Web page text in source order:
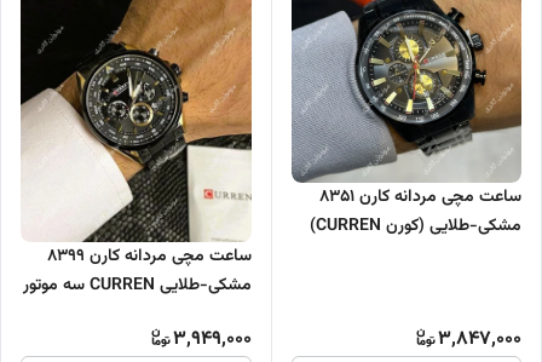
ساعت مچی مردانه کارن 8351
مشکی-طلایی (کورن CURREN)
3,847,000
ساعت مچی مردانه کارن 8399
مشکی-طلایی CURREN سه موتور
3,949,000